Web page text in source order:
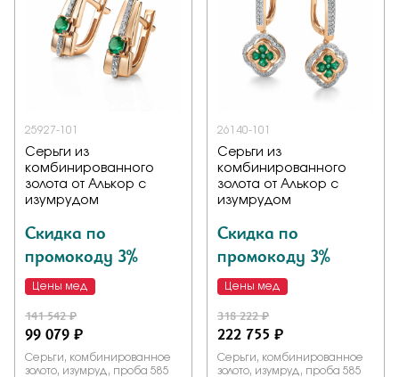
25927-101
Серьги из
комбинированного
золота от Алькор с
изумрудом
Скидка по
промокоду 3%
Цены мед
141 542 ₽
99 079 ₽
Серьги, комбинированное
золото, изумруд, проба 585
26140-101
Серьги из
комбинированного
золота от Алькор с
изумрудом
Скидка по
промокоду 3%
Цены мед
318 222 ₽
222 755 ₽
Серьги, комбинированное
золото, изумруд, проба 585
Заказать
политики конфиденциальности